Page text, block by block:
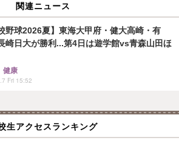
関連ニュース
野球2026夏】東海大甲府・健大高崎・有
崎日大が勝利...第4日は遊学館vs青森山田ほ
健康
Fri 15:52
生アクセスランキング